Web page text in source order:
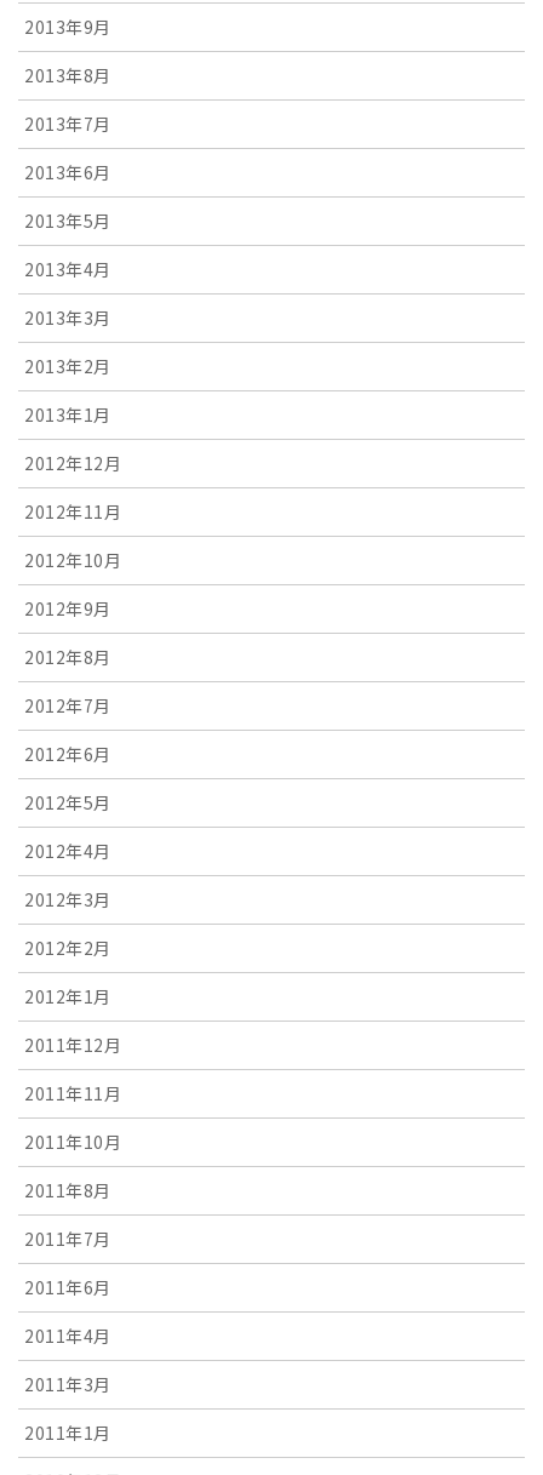
2013年9月
2013年8月
2013年7月
2013年6月
2013年5月
2013年4月
2013年3月
2013年2月
2013年1月
2012年12月
2012年11月
2012年10月
2012年9月
2012年8月
2012年7月
2012年6月
2012年5月
2012年4月
2012年3月
2012年2月
2012年1月
2011年12月
2011年11月
2011年10月
2011年8月
2011年7月
2011年6月
2011年4月
2011年3月
2011年1月